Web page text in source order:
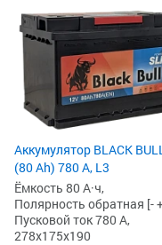
Аккумулятор BLACK
(80 Ah) 780 А, L3
Ёмкость 80 А·ч,
Полярность обратная [-
Пусковой ток 780 А,
278x175x190